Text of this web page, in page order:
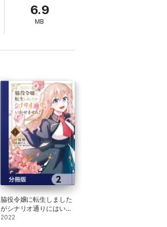
6.9
MB
脇役令嬢に転生しました
がシナリオ通りにはいか
せません!【分冊版】 2
2022